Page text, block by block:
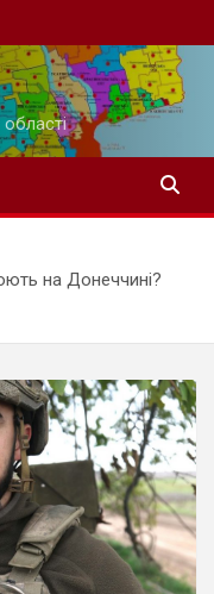
на Донеччині?